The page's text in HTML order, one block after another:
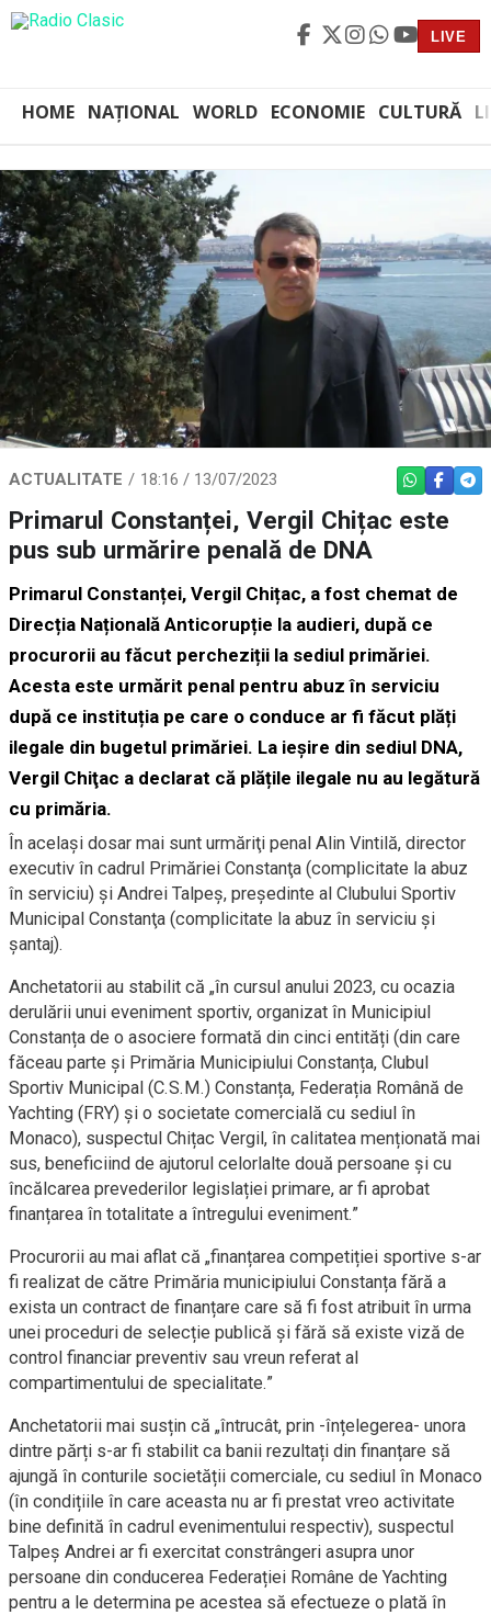
LIVE
HOME NAȚIONAL WORLD ECONOMIE CULTURĂ
ACTUALITATE 18:16 / 13/07/2023 WHATSAPP
Primarul Constanței, Vergil Chițac este
pus sub urmărire penală de DNA
Primarul Constanței, Vergil Chițac, a fost chemat de
Direcția Națională Anticorupție la audieri, după ce
procurorii au făcut percheziții la sediul primăriei.
Acesta este urmărit penal pentru abuz în serviciu
după ce instituția pe care o conduce ar fi făcut plăți
ilegale din bugetul primăriei. La ieșire din sediul DNA,
Vergil Chiţac a declarat că plățile ilegale nu au legătură
cu primăria.
În acelaşi dosar mai sunt urmăriţi penal Alin Vintilă, director
executiv în cadrul Primăriei Constanţa (complicitate la abuz
în serviciu) şi Andrei Talpeş, preşedinte al Clubului Sportiv
Municipal Constanţa (complicitate la abuz în serviciu şi
şantaj).
Anchetatorii au stabilit că „în cursul anului 2023, cu ocazia
derulării unui eveniment sportiv, organizat în Municipiul
Constanța de o asociere formată din cinci entități (din care
făceau parte și Primăria Municipiului Constanța, Clubul
Sportiv Municipal (C.S.M.) Constanța, Federația Română de
Yachting (FRY) și o societate comercială cu sediul în
Monaco), suspectul Chițac Vergil, în calitatea menționată mai
sus, beneficiind de ajutorul celorlalte două persoane și cu
încălcarea prevederilor legislației primare, ar fi aprobat
finanțarea în totalitate a întregului eveniment.”
Procurorii au mai aflat că „finanțarea competiției sportive s-ar
fi realizat de către Primăria municipiului Constanța fără a
exista un contract de finanțare care să fi fost atribuit în urma
unei proceduri de selecție publică și fără să existe viză de
control financiar preventiv sau vreun referat al
compartimentului de specialitate.”
Anchetatorii mai susțin că „întrucât, prin -înțelegerea- unora
dintre părți s-ar fi stabilit ca banii rezultați din finanțare să
ajungă în conturile societății comerciale, cu sediul în Monaco
(în condițiile în care aceasta nu ar fi prestat vreo activitate
bine definită în cadrul evenimentului respectiv), suspectul
Talpeș Andrei ar fi exercitat constrângeri asupra unor
persoane din conducerea Federației Române de Yachting
pentru a le determina pe acestea să efectueze o plată în